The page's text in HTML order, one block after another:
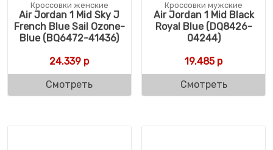
Кроссовки женские
Air Jordan 1 Mid Sky J
French Blue Sail Ozone-
Blue (BQ6472-41436)
24.339 р
Смотреть
Кроссовки мужские
Air Jordan 1 Mid Black
Royal Blue (DQ8426-
04244)
19.485р
Смотреть